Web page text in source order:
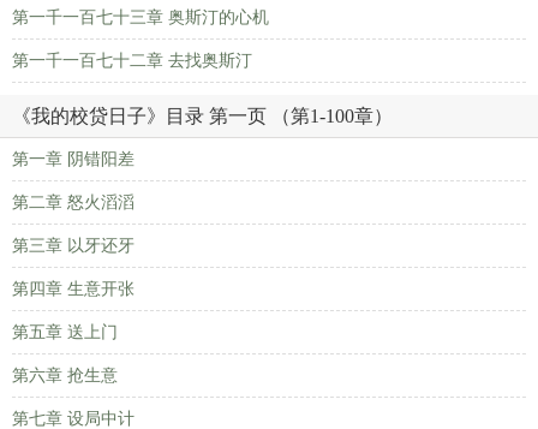
第一千一百七十三章 奥斯汀的心机
第一千一百七十二章 去找奥斯汀
《我的校贷日子》目录 第一页 （第1-100章）
第一章 阴错阳差
第二章 怒火滔滔
第三章 以牙还牙
第四章 生意开张
第五章 送上门
第六章 抢生意
第七章 设局中计